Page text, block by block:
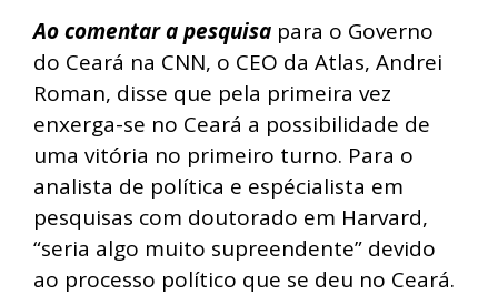
Ao comentar a pesquisa para o Governo
do Ceará na CNN, o CEO da Atlas, Andrei
Roman, disse que pela primeira vez
enxerga-se no Ceará a possibilidade de
uma vitória no primeiro turno. Para o
analista de política e espécialista em
pesquisas com doutorado em Harvard,
“seria algo muito supreendente” devido
ao processo político que se deu no Ceará.